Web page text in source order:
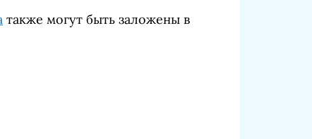
также могут быть заложены в